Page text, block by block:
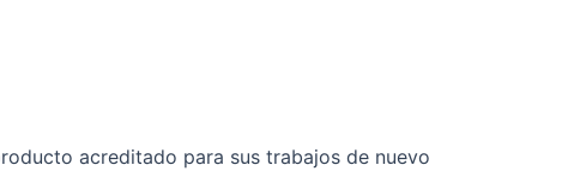
acreditado para sus trabajos de nuevo